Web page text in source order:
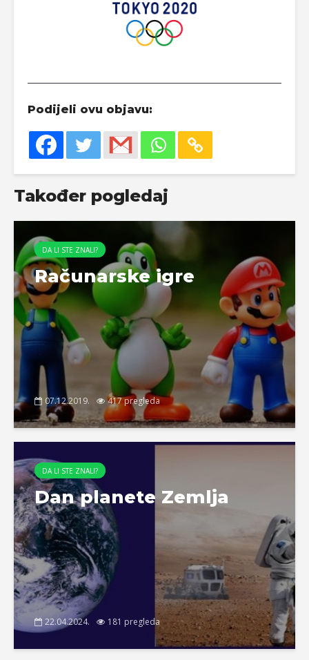
Podijeli ovu objavu:
Također pogledaj
DA LI STE ZNALI?
Računarske igre
07.12.2019. 417 pregleda
DA LI STE ZNALI?
Dan planete Zemlja
22.04.2024. 181 pregleda